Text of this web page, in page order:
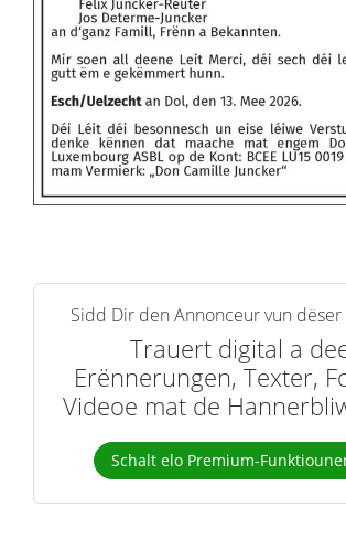
Sidd Dir den Annonceur vun dëser
Trauert digital a
Erënnerungen, Texter,
Videoe mat de
Schalt elo Premium-